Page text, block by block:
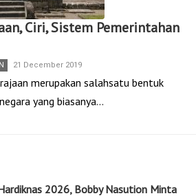
Ciri, Sistem Pemerintahan
21 December 2019
merupakan salahsatu bentuk
yang biasanya…
2026, Bobby Nasution Minta